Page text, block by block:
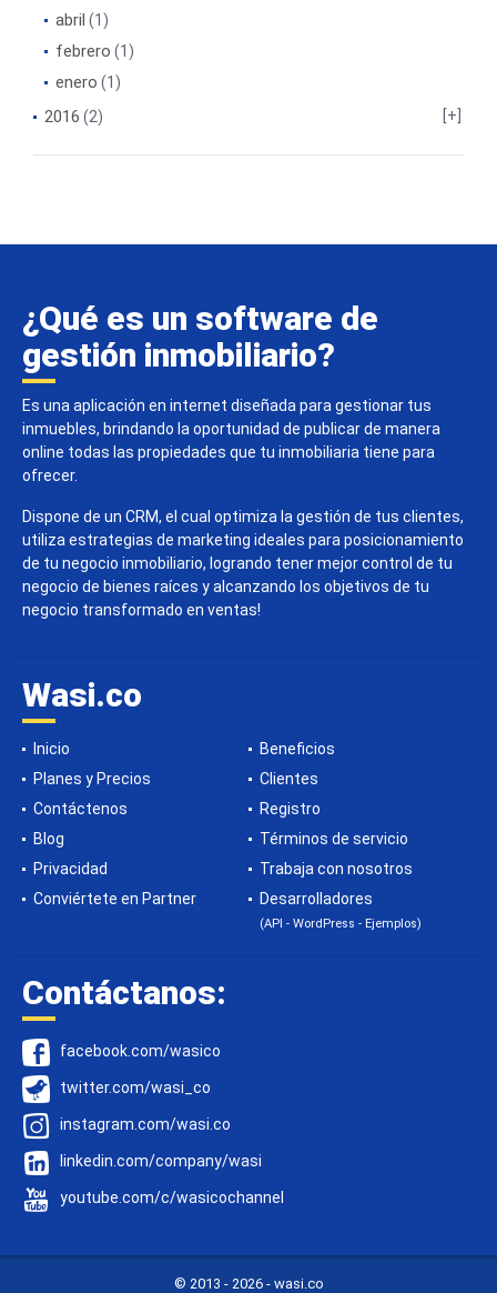
abril (1)
febrero (1)
enero (1)
2016 (2)
¿Qué es un software de
gestión inmobiliario?
Es una aplicación en internet diseñada para gestionar tus
inmuebles, brindando la oportunidad de publicar de manera
online todas las propiedades que tu inmobiliaria tiene para
ofrecer.
Dispone de un CRM, el cual optimiza la gestión de tus clientes,
utiliza estrategias de marketing ideales para posicionamiento
de tu negocio inmobiliario, logrando tener mejor control de tu
negocio de bienes raíces y alcanzando los objetivos de tu
negocio transformado en ventas!
Wasi.co
Inicio
Beneficios
Planes y Precios
Clientes
Contáctenos
Registro
Blog
Términos de servicio
Privacidad
Trabaja con nosotros
Conviértete en Partner
Desarrolladores
(API - WordPress - Ejemplos)
Contáctanos:
facebook.com/wasico
twitter.com/wasi_co
instagram.com/wasi.co
linkedin.com/company/wasi
youtube.com/c/wasicochannel
© 2013 - 2026 - wasi.co